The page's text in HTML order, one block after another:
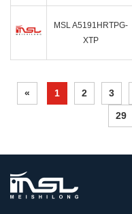
MSL A5191HRTPG-
XTP
« 1 2 3
29